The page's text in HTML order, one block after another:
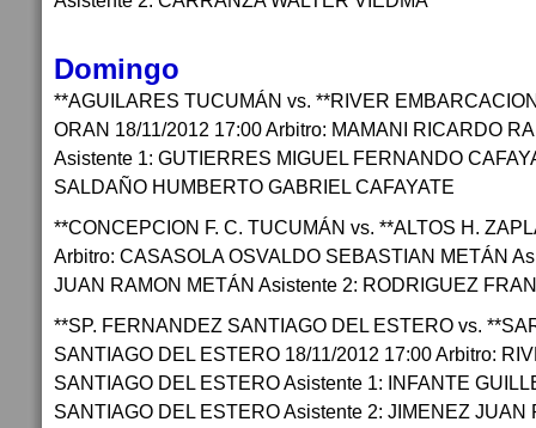
Domingo
**AGUILARES TUCUMÁN vs. **RIVER
ORAN 18/11/2012 17:00 Arbitro: MAMANI RICARDO
Asistente 1: GUTIERRES MIGUEL FERNANDO
SALDAÑO HUMBERTO GABRIEL CAFAYATE
**CONCEPCION F. C. TUCUMÁN vs. **ALTOS H.
Arbitro: CASASOLA OSVALDO SEBASTIAN METÁN
JUAN RAMON METÁN Asistente 2: RODRIGUEZ
**SP. FERNANDEZ SANTIAGO DEL ESTERO vs.
SANTIAGO DEL ESTERO 18/11/2012 17:00 Arbitro:
SANTIAGO DEL ESTERO Asistente 1: INFANTE
SANTIAGO DEL ESTERO Asistente 2: JIMENEZ JUAN